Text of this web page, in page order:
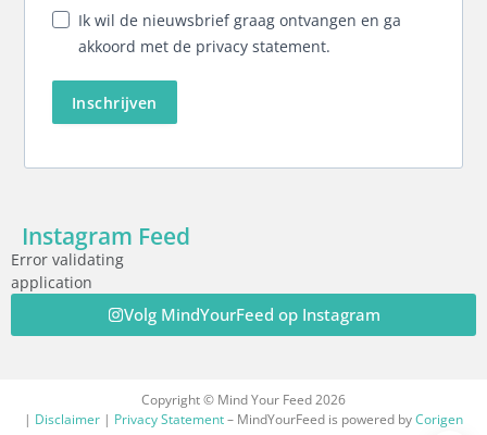
Ik wil de nieuwsbrief graag ontvangen en ga
akkoord met de privacy statement.
Inschrijven
Instagram Feed
Error validating
application
Volg MindYourFeed op Instagram
Copyright © Mind Your Feed 2026
| Disclaimer | Privacy Statement– MindYourFeed is powered byCorigen